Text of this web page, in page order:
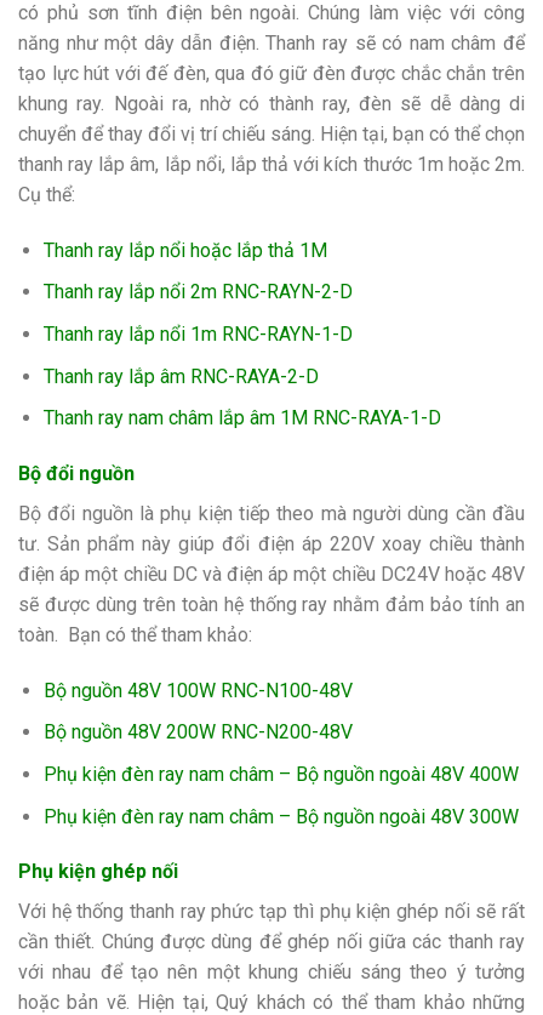
có phủ sơn tĩnh điện bên ngoài. Chúng làm việc với công
năng như một dây dẫn điện. Thanh ray sẽ có nam châm để
tạo lực hút với đế đèn, qua đó giữ đèn được chắc chắn trên
khung ray. Ngoài ra, nhờ có thành ray, đèn sẽ dễ dàng di
chuyển để thay đổi vị trí chiếu sáng. Hiện tại, bạn có thể chọn
thanh ray lắp âm, lắp nổi, lắp thả với kích thước 1m hoặc 2m.
Cụ thể:
Thanh ray lắp nổi hoặc lắp thả 1M
Thanh ray lắp nổi 2m RNC-RAYN-2-D
Thanh ray lắp nổi 1m RNC-RAYN-1-D
Thanh ray lắp âm RNC-RAYA-2-D
Thanh ray nam châm lắp âm 1M RNC-RAYA-1-D
Bộ đổi nguồn
Bộ đổi nguồn là phụ kiện tiếp theo mà người dùng cần đầu
tư. Sản phẩm nàygiúp đổi điện áp 220V xoay chiều thành
điện áp một chiều DC và điện áp một chiều DC24V hoặc 48V
sẽ được dùng trên toàn hệ thống ray nhằm đảm bảo tính an
toàn. Bạn có thể tham khảo:
Bộ nguồn 48V 100W RNC-N100-48V
Bộ nguồn 48V 200W RNC-N200-48V
Phụ kiện đèn ray nam châm – Bộ nguồn ngoài 48V 400W
Phụ kiện đèn ray nam châm – Bộ nguồn ngoài 48V 300W
Phụ kiện ghép nối
Với hệ thống thanh ray phức tạp thì phụ kiện ghép nối sẽ rất
cần thiết. Chúng được dùng để ghép nối giữa các thanh ray
với nhau để tạo nên một khung chiếu sáng theo ý tưởng
hoặc bản vẽ. Hiện tại, Quý khách có thể tham khảo những